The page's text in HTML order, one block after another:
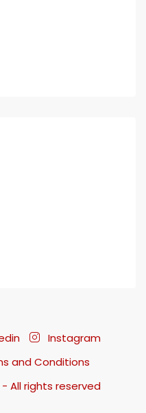
Instagram
and Conditions
All rights reserved